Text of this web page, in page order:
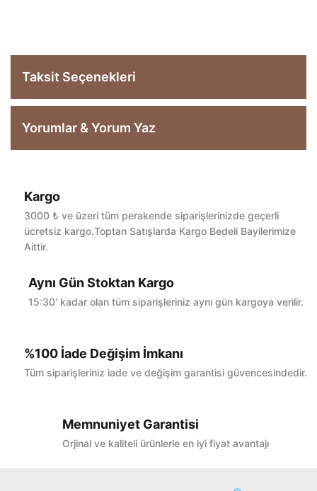
Taksit Seçenekleri
Yorumlar & Yorum Yaz
Bu ürüne ilk yorumu siz yapın!
Kargo
3000 ₺ ve üzeri tüm perakende siparişlerinizde geçerli
ücretsiz kargo.Toptan Satışlarda Kargo Bedeli Bayilerimize
Aittir.
Aynı Gün Stoktan Kargo
15:30' kadar olan tüm siparişleriniz aynı gün kargoya verilir.
%100 İade Değişim İmkanı
Tüm siparişleriniz iade ve değişim garantisi güvencesindedir.
Memnuniyet Garantisi
Orjinal ve kaliteli ürünlerle en iyi fiyat avantajı